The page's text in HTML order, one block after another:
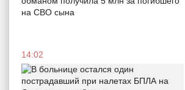
на СВО сына
14:02